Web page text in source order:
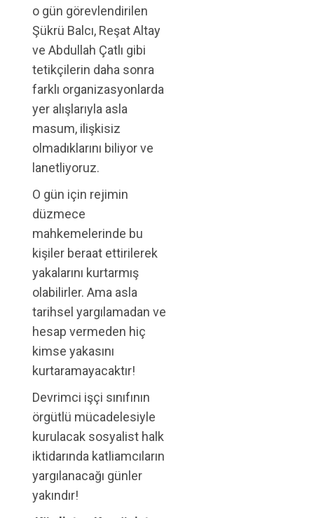
o gün görevlendirilen
Şükrü Balcı, Reşat Altay
ve Abdullah Çatlı gibi
tetikçilerin daha sonra
farklı organizasyonlarda
yer alışlarıyla asla
masum, ilişkisiz
olmadıklarını biliyor ve
lanetliyoruz.
O gün için rejimin
düzmece
mahkemelerinde bu
kişiler beraat ettirilerek
yakalarını kurtarmış
olabilirler. Ama asla
tarihsel yargılamadan ve
hesap vermeden hiç
kimse yakasını
kurtaramayacaktır!
Devrimci işçi sınıfının
örgütlü mücadelesiyle
kurulacak sosyalist halk
iktidarında katliamcıların
yargılanacağı günler
yakındır!